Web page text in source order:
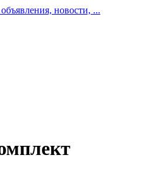
новости, ...